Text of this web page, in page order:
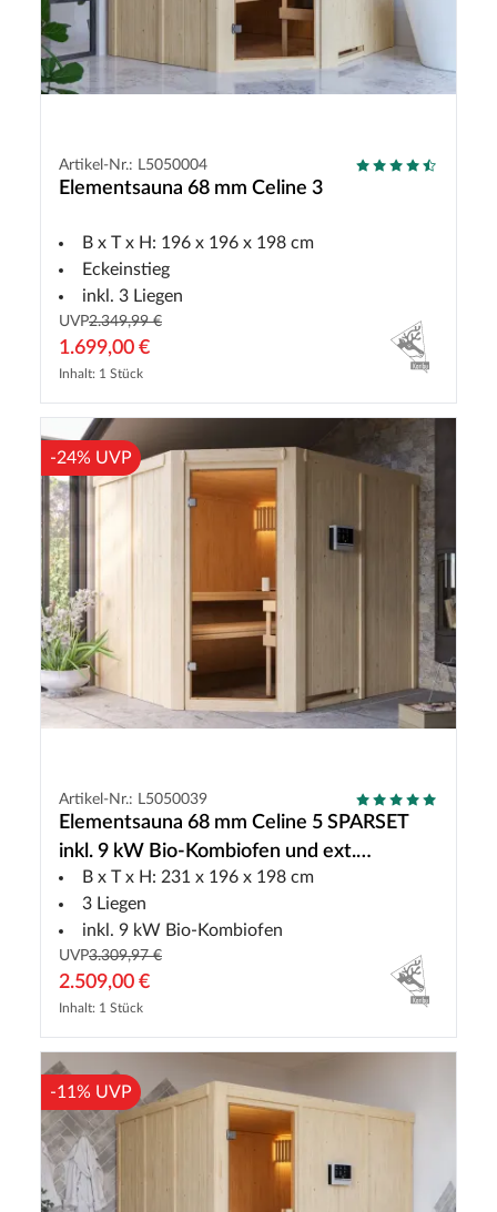
Artikel-Nr.: L5050004
Elementsauna 68 mm Celine 3
B x T x H: 196 x 196 x 198 cm
Eckeinstieg
inkl. 3 Liegen
UVP2.349,99 €
1.699,00 €
Inhalt: 1 Stück
-24% UVP
Artikel-Nr.: L5050039
Elementsauna 68 mm Celine 5 SPARSET
inkl. 9 kW Bio-Kombiofen und ext.
Steuerung
B x T x H: 231 x 196 x 198 cm
3 Liegen
inkl. 9 kW Bio-Kombiofen
UVP3.309,97 €
2.509,00 €
Inhalt: 1 Stück
-11% UVP